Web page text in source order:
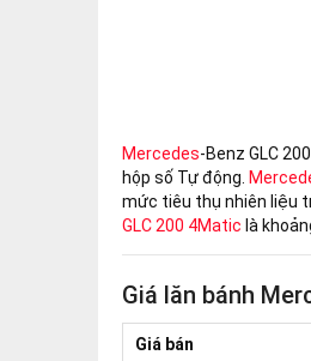
Mercedes-Benz GLC
hộp số Tự động.
mức tiêu thụ nhiên liệu
GLC 200 4Matic là
Giá lăn bánh
Giá bán